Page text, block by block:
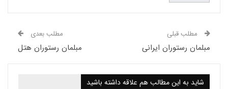
مطلب قبلی
مبلمان رستوران ایرانی
مطلب بعدی
مبلمان رستوران هتل
شاید به این مطالب هم علاقه داشته باشید